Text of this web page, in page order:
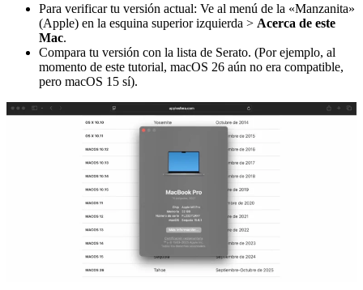
Para verificar tu versión actual: Ve al menú de la «Manzanita»
(Apple) en la esquina superior izquierda > Acerca de este
Mac.
Compara tu versión con la lista de Serato. (Por ejemplo, al
momento de este tutorial, macOS 26 aún no era compatible,
pero macOS 15 sí).